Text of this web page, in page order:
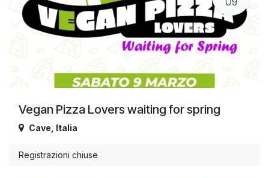
Vegan Pizza Lovers waiting for spring
Cave Italia
Registrazioni chiuse